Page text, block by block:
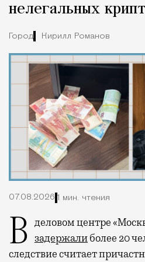
нелегальных
Город Кирилл Романов
07.08.2026 1 мин. чтения
В деловом центре
задержалиболее 20
следствие считает